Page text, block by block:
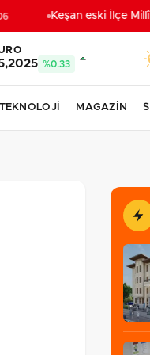
Keşan eski İlçe Millî
%0.33
TEKNOLOJİ MAGAZİN